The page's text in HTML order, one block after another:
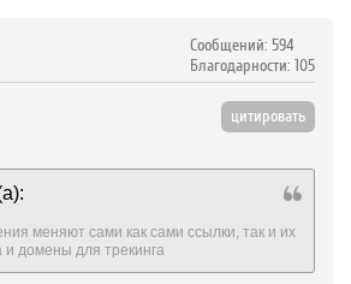
Сообщений: 594
Благодарности: 105
цитировать
меняют сами как сами ссылки, так и их
и домены для трекинга